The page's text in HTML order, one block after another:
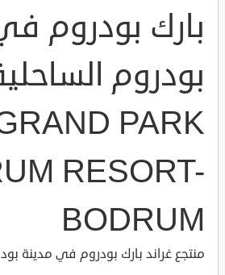
بارك بودروم
بودروم
PARK
RESORT-
BODRUM
منتجع غراند بارك بودروم في مدينة